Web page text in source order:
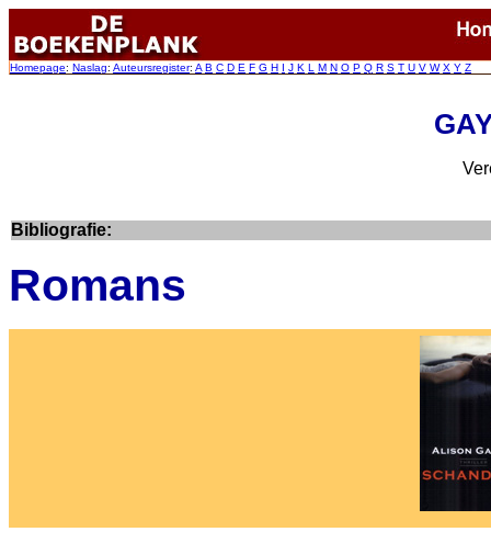
Homepage: Naslag: Auteursregister: A B C D E F G H I J K L M N O P Q R S T U V W X Y Z
Bibliografie:
Romans